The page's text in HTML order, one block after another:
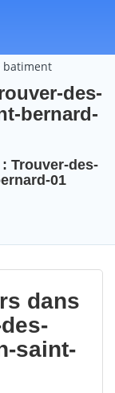
batiment
des-
bernard-
Trouver-des-
01
dans
saint-